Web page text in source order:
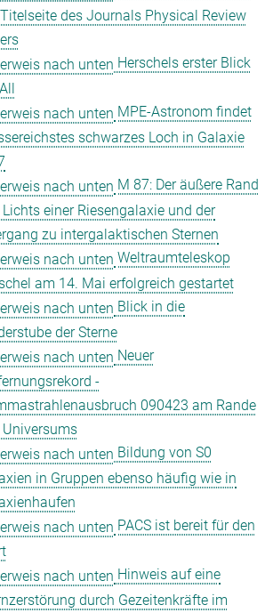
des Journals Physical Review
Herschels erster Blick
MPE-Astronom findet
schwarzes Loch in Galaxie
M 87: Der äußere Rand
einer Riesengalaxie und der
zu intergalaktischen Sternen
Weltraumteleskop
am 14. Mai erfolgreich gestartet
Blick in die
der Sterne
Neuer
-
090423 am Rande
Universums
Bildung von S0
in Gruppen ebenso häufig wie in
PACS ist bereit für den
Hinweis auf eine
durch Gezeitenkräfte im